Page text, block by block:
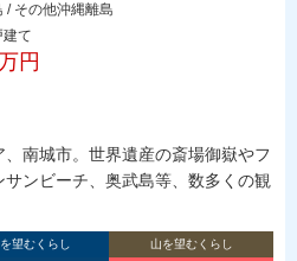
/ その他沖縄離島
建て
円
南城市。世界遺産の斎場御嶽やフ
ンビーチ、奥武島等、数多くの観
望むくらし
山を望むくらし